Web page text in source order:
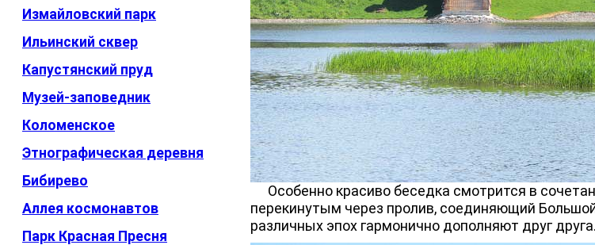
Измайловский парк
Ильинский сквер
Капустянский пруд
Музей-заповедник
Коломенское
Этнографическая деревня
Бибирево
Аллея космонавтов
Парк Красная Пресня
Особенно красиво беседка смотрится в
перекинутым через пролив, соединяющий
различных эпох гармонично дополняют друг друга.